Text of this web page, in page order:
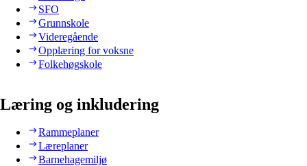
SFO
Grunnskole
Videregående
Opplæring for voksne
Folkehøgskole
Læring og inkludering
Rammeplaner
Læreplaner
Barnehagemiljø